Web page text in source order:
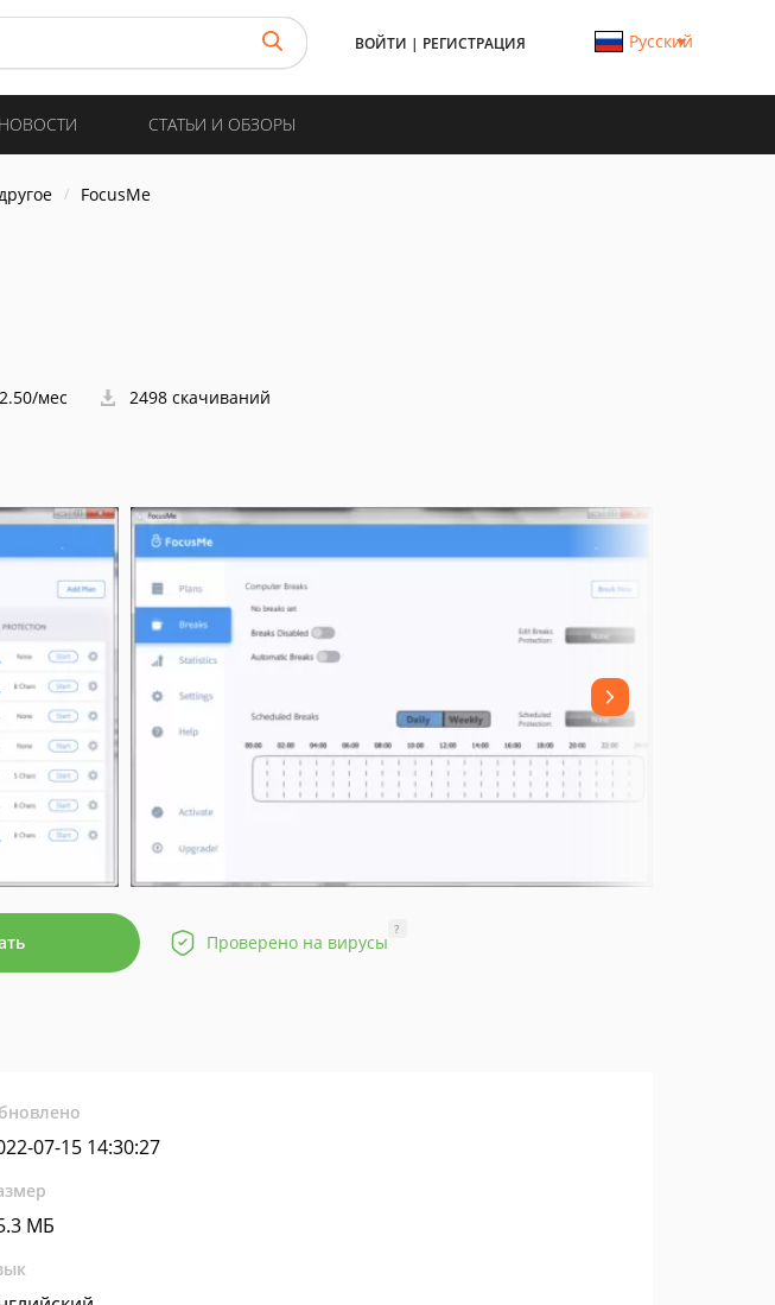
ВОЙТИ | РЕГИСТРАЦИЯ Русский
НОВОСТИ СТАТЬИ И ОБЗОРЫ
FocusMe
мес 2498 скачиваний
Проверено на вирусы
?
07-15 14:30:27
МБ